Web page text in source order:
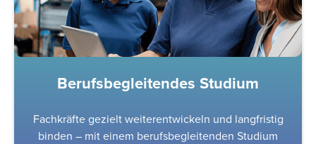
Berufsbegleitendes Studium
Fachkräfte gezielt weiterentwickeln und langfristig
binden – mit einem berufsbegleitenden Studium